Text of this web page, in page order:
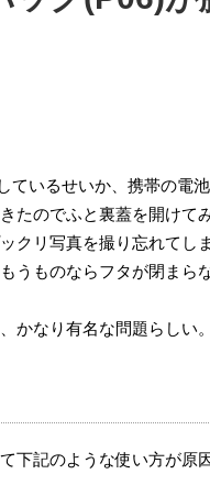
ているせいか、携帯の電
たのでふと裏蓋を開けて
クリ写真を撮り忘れてし
うものならフタが閉まら
かなり有名な問題らしい。
下記のような使い方が原